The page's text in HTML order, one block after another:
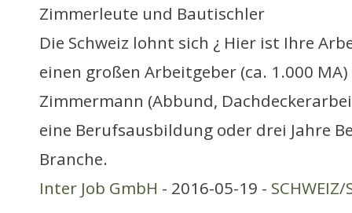
Zimmerleute und Bautischler
Die Schweiz lohnt sich ¿ Hier ist Ihre
einen großen Arbeitgeber (ca. 1.000
Zimmermann (Abbund,
eine Berufsausbildung oder drei Jahre
Branche.
Inter Job GmbH - 2016-05-19 - SCHWEIZ/